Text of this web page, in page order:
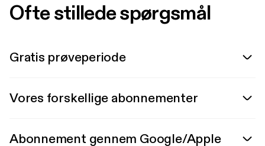
Ofte stillede spørgsmål
Gratis prøveperiode
Vores forskellige abonnementer
Abonnement gennem Google/Apple